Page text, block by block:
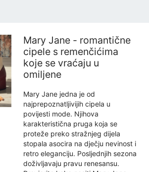
Mary Jane - romantične
cipele s remenčićima
koje se vraćaju u
omiljene
Mary Jane jedna je od
najprepoznatljivijih cipela u
povijesti mode. Njihova
karakteristična pruga koja se
proteže preko stražnjeg dijela
stopala asocira na dječju nevinost i
retro eleganciju. Posljednjih sezona
doživljavaju pravu renesansu.